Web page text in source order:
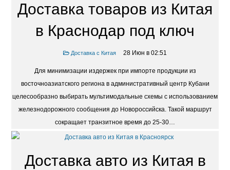
Доставка товаров из Китая
в Краснодар под ключ
Доставка с Китая 28 Июн в 02:51
Для минимизации издержек при импорте продукции из
восточноазиатского региона в административный центр Кубани
целесообразно выбирать мультимодальные схемы с использованием
железнодорожного сообщения до Новороссийска. Такой маршрут
сокращает транзитное время до 25-30…
Доставка авто из Китая в